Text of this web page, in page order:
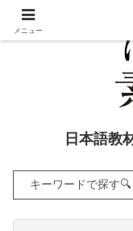
日本語教
Search
for:
メニュー